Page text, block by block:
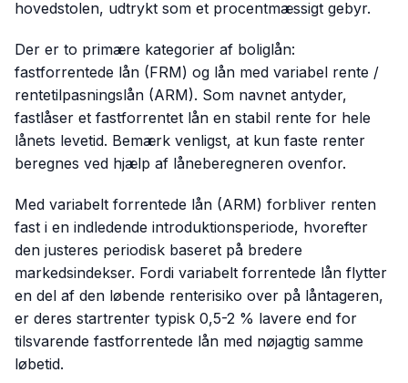
hovedstolen, udtrykt som et procentmæssigt gebyr.
Der er to primære kategorier af boliglån:
fastforrentede lån (FRM) og lån med variabel rente /
rentetilpasningslån (ARM). Som navnet antyder,
fastlåser et fastforrentet lån en stabil rente for hele
lånets levetid. Bemærk venligst, at kun faste renter
beregnes ved hjælp af låneberegneren ovenfor.
Med variabelt forrentede lån (ARM) forbliver renten
fast i en indledende introduktionsperiode, hvorefter
den justeres periodisk baseret på bredere
markedsindekser. Fordi variabelt forrentede lån flytter
en del af den løbende renterisiko over på låntageren,
er deres startrenter typisk 0,5-2 % lavere end for
tilsvarende fastforrentede lån med nøjagtig samme
løbetid.